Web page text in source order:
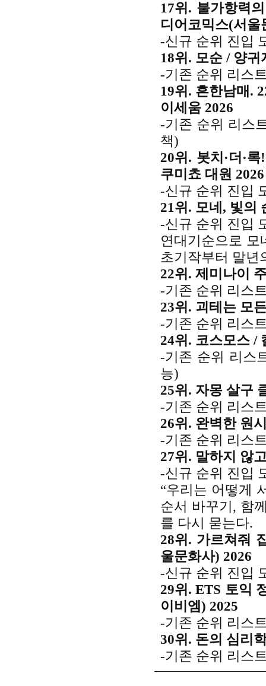
17위. 불가항력
디어코믹스(서울
-신규 순위 진입
18위. 모순 / 양귀
-기존 순위 리스
19위. 흔한남매.
이세움 2026
-기존 순위 리스
책)
20위. 봇치·더·
쿠미쵸 대원 2026
-신규 순위 진입
21위. 모네, 빛의
-신규 순위 진입
연대기순으로
초기작부터 말년
22위. 제미나이
-기존 순위 리스
23위. 괴테는 모
-기존 순위 리스
24위. 코스모스 /
-기존 순위 리스
능)
25위. 자몽 살구
-기존 순위 리스
26위. 완벽한 원
-기존 순위 리스
27위. 말하지 않
-신규 순위 진입
“우리는 어떻게
순서 바꾸기, 함
를 다시 묻는다.
28위. 가르쳐줘
울문화사) 2026
-신규 순위 진입
29위. ETS 토익
이비엠) 2025
-기존 순위 리스
30위. 돈의 심리
-기존 순위 리스